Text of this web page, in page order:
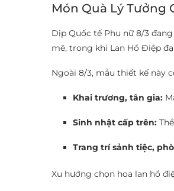
Món Quà Lý Tưởng
Dịp Quốc tế Phụ nữ 8/3
mẽ, trong khi Lan Hồ Điệp
Ngoài 8/3, mẫu thiết kế này
Khai trương, tân gia:
Sinh nhật cấp trên:
Trang trí sảnh tiệc,
Xu hướng chọn hoa lan hồ